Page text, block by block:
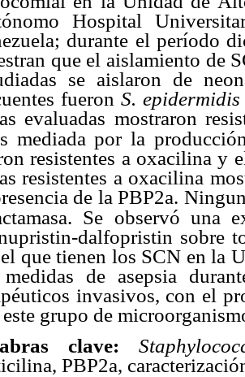
Hospital
durante el período
que el aislamiento de
se aislaron de
fueronS.
evaluadas mostraron
mediada por la
resistentes a oxacilina y
resistentes a oxacilina
de la PBP2a.
Se observó una
dalfopristin sobre
que tienen los SCN en la
de asepsia
invasivos, con el
grupo de
clave:
PBP2a,